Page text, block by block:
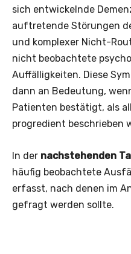
sich entwickelnde
auftretende Störungen
und komplexer Nicht-
nicht beobachtete
Auffälligkeiten. Diese
dann an Bedeutung,
Patienten bestätigt, als
progredient beschrieben
In der nachstehenden
häufig beobachtete
erfasst, nach denen im
gefragt werden sollte.